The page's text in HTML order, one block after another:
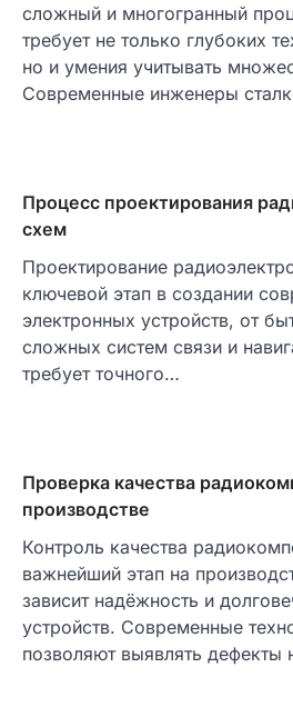
сложный и многогранный
требует не только глубоких
но и умения учитывать
Современные инженеры
Процесс проектирования
схем
Проектирование
ключевой этап в создании
электронных устройств, от
сложных систем связи и
требует точного…
Проверка качества
производстве
Контроль качества
важнейший этап на
зависит надёжность и
устройств. Современные
позволяют выявлять дефекты